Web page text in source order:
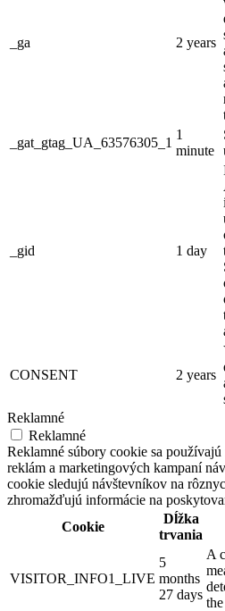
_ga 2 years
_gat_gtag_UA_63576305_1
1
minute
_gid 1 day
CONSENT 2 years
Reklamné
Reklamné
Reklamné súbory cookie sa
reklám a marketingových kampaní
cookie sledujú návštevníkov na
zhromažďujú informácie na
Cookie
Dĺžka
trvania
VISITOR_INFO1_LIVE
5
months
27 days
A